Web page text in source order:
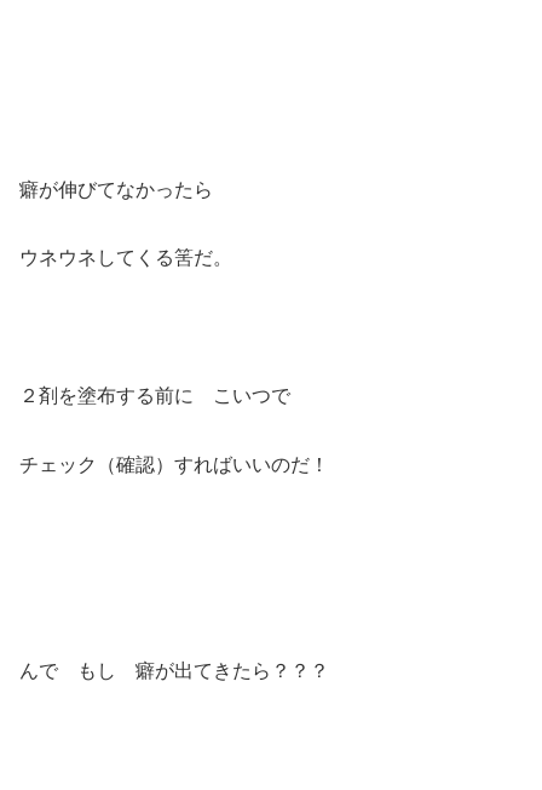
癖が伸びてなかったら
ウネウネしてくる筈だ。
２剤を塗布する前に こいつで
チェック（確認）すればいいのだ！
んで もし 癖が出てきたら？？？